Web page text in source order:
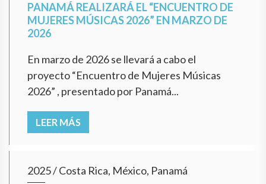
PANAMÁ REALIZARÁ EL “ENCUENTRO DE
MUJERES MÚSICAS 2026” EN MARZO DE
2026
En marzo de 2026 se llevará a cabo el
proyecto “Encuentro de Mujeres Músicas
2026” , presentado por Panamá...
LEER MÁS
2025/Costa Rica, México, Panamá